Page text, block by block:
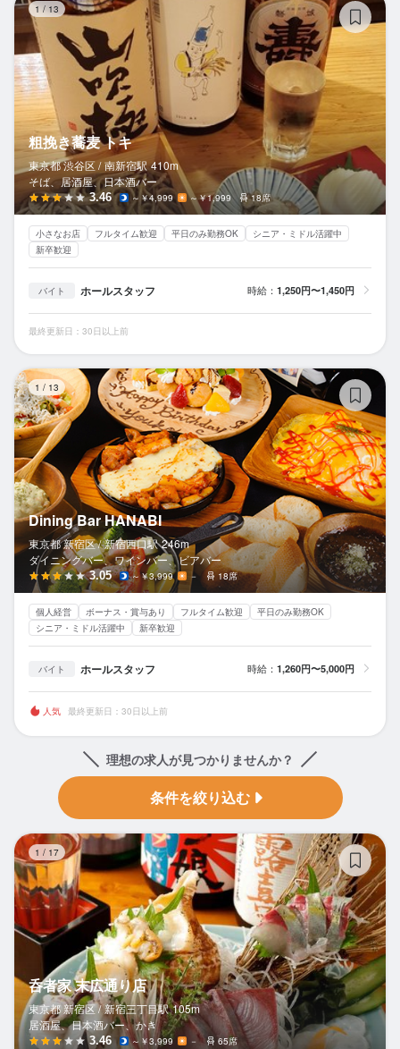
1 / 13
粗挽き蕎麦 トキ
東京都 渋谷区 / 南新宿駅 410m
そば、居酒屋、日本酒バー
3.46 ～￥4,999 ～￥1,999 18席
小さなお店 フルタイム歓迎 平日のみ勤務OK
シニア・ミドル活躍中
新卒歓迎
バイト ホールスタッフ 時給： 1,250円〜1,450円
最終更新日：30日以上前
1 / 13
Dining Bar HANABI
東京都 新宿区 / 新宿西口駅 246m
ダイニングバー、ワインバー、ビアバー
3.05 ～￥3,999 － 18席
個人経営 ボーナス・賞与あり フルタイム歓迎
平日のみ勤務OK
シニア・ミドル活躍中
新卒歓迎
バイト ホールスタッフ 時給： 1,260円〜5,000円
人気 最終更新日：30日以上前
理想の求人が見つかりませんか？
条件を絞り込む
1 / 17
呑者家 末広通り店
東京都 新宿区 / 新宿三丁目駅 105m
居酒屋、日本酒バー、かき
3.46 ～￥3,999 － 65席